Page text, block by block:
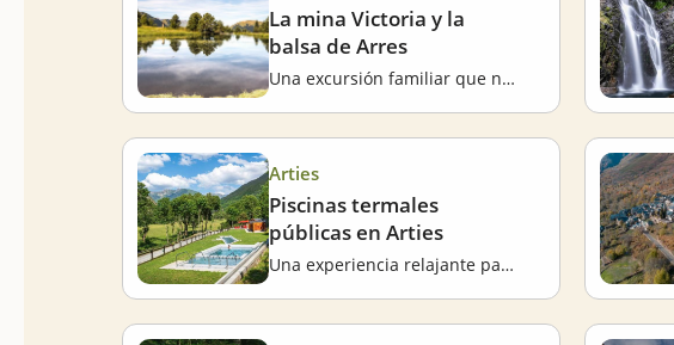
La mina Victoria y la
balsa de Arres
Una excursión familiar que nos llevará hasta el corazón del Vall d'Aran
Arties
Piscinas termales
públicas en Arties
Una experiencia relajante para el cuerpo y la mente envolventes de naturaleza